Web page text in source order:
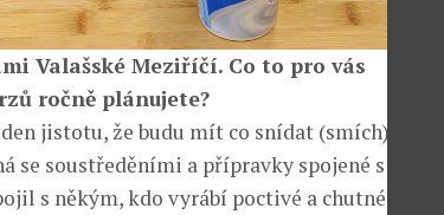
Valašské Meziříčí. Co to pro vás
ročně plánujete?
jistotu, že budu mít co snídat (smích). Mimo
se soustředěními a přípravky spojené s
s někým, kdo vyrábí poctivé a chutné